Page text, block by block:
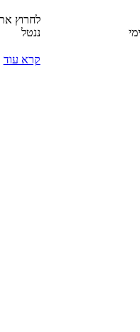
לחרוץ
ננטל
קרא עוד